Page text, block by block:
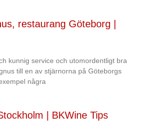
restaurang Göteborg |
kunnig service och utomordentligt bra
till en av stjärnorna på Göteborgs
några
| BKWine Tips